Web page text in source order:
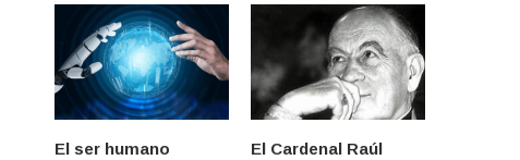
El ser humano
El Cardenal Raúl